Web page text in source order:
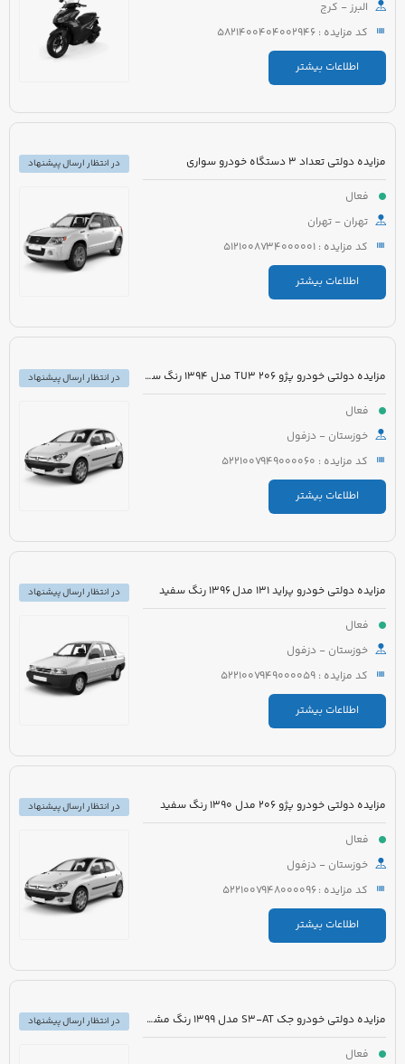
البرز - کرج
کد مزایده : 5821400404002946
اطلاعات بیشتر
مزایده دولتی تعداد 3 دستگاه خودرو سواری
فعال
تهران - تهران
کد مزایده : 5121008734000001
اطلاعات بیشتر
در انتظار ارسال پیشنهاد
مزایده دولتی خودرو پژو 206 TU3 مدل 1394 رنگ سفید
فعال
خوزستان - دزفول
کد مزایده : 5221007949000060
اطلاعات بیشتر
در انتظار ارسال پیشنهاد
مزایده دولتی خودرو پراید 131 مدل 1396 رنگ سفید
فعال
خوزستان - دزفول
کد مزایده : 5221007949000059
اطلاعات بیشتر
در انتظار ارسال پیشنهاد
مزایده دولتی خودرو پژو 206 مدل 1390 رنگ سفید
فعال
خوزستان - دزفول
کد مزایده : 5221007948000096
اطلاعات بیشتر
در انتظار ارسال پیشنهاد
مزایده دولتی خودرو جک S3-AT مدل 1399 رنگ مشکی
فعال
در انتظار ارسال پیشنهاد